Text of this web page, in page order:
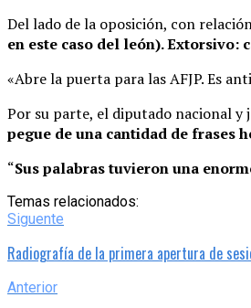
Del lado de la oposición, con
en este caso del león).
«Abre la puerta para las AFJP. Es
Por su parte, el diputado nacional y
pegue de una cantidad de frases
“Sus palabras tuvieron una
Temas relacionados:
Siguente
Radiografía de la primera apertura de
Anterior